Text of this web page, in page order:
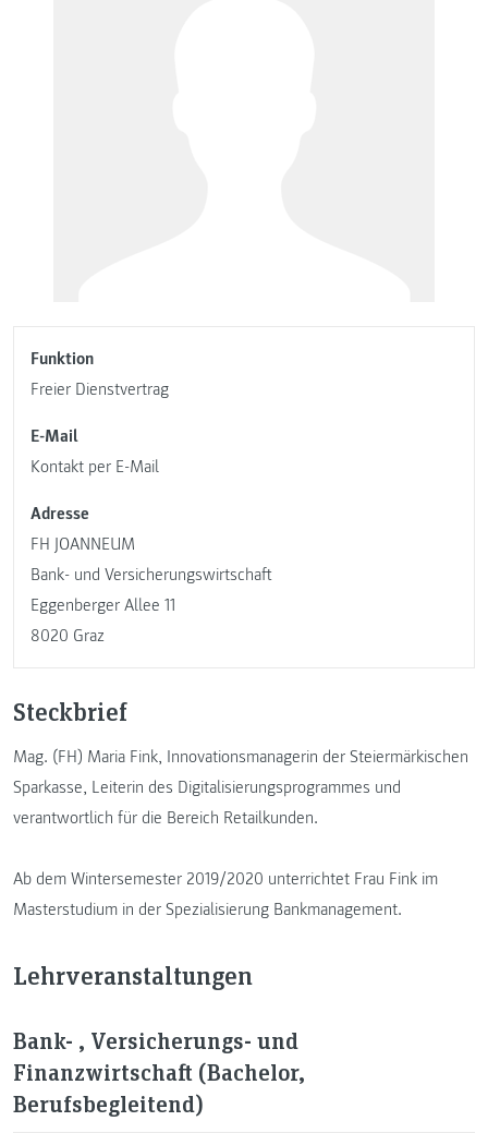
Funktion
Freier Dienstvertrag
E-Mail
Kontakt per E-Mail
Adresse
FH JOANNEUM
Bank- und Versicherungswirtschaft
Eggenberger Allee 11
8020 Graz
Steckbrief
Mag. (FH) Maria Fink, Innovationsmanagerin der Steiermärkischen
Sparkasse, Leiterin des Digitalisierungsprogrammes und
verantwortlich für die Bereich Retailkunden.
Ab dem Wintersemester 2019/2020 unterrichtet Frau Fink im
Masterstudium in der Spezialisierung Bankmanagement.
Lehrveranstaltungen
Bank- , Versicherungs- und
Finanzwirtschaft (Bachelor,
Berufsbegleitend)